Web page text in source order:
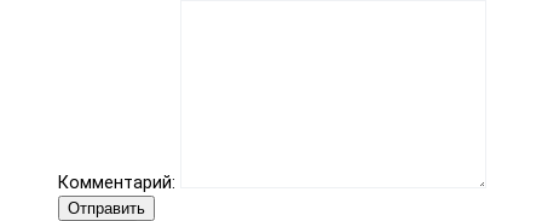
Комментарий:
Отправить